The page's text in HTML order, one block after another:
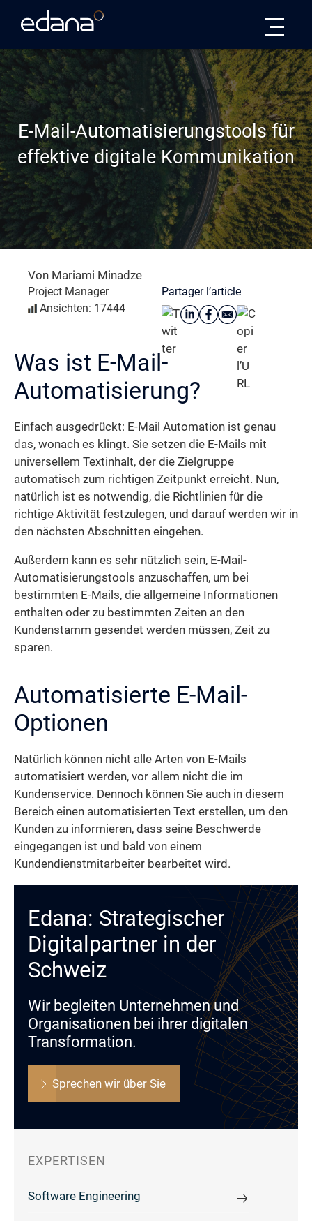
E-Mail-Automatisierungstools für
effektive digitale Kommunikation
Von Mariami Minadze
Project Manager
Ansichten: 17444
Partager l’article
Was ist E-Mail-
Automatisierung?
Einfach ausgedrückt: E-Mail Automation ist genau
das, wonach es klingt. Sie setzen die E-Mails mit
universellem Textinhalt, der die Zielgruppe
automatisch zum richtigen Zeitpunkt erreicht. Nun,
natürlich ist es notwendig, die Richtlinien für die
richtige Aktivität festzulegen, und darauf werden wir in
den nächsten Abschnitten eingehen.
Außerdem kann es sehr nützlich sein, E-Mail-
Automatisierungstools anzuschaffen, um bei
bestimmten E-Mails, die allgemeine Informationen
enthalten oder zu bestimmten Zeiten an den
Kundenstamm gesendet werden müssen, Zeit zu
sparen.
Automatisierte E-Mail-
Optionen
Natürlich können nicht alle Arten von E-Mails
automatisiert werden, vor allem nicht die im
Kundenservice. Dennoch können Sie auch in diesem
Bereich einen automatisierten Text erstellen, um den
Kunden zu informieren, dass seine Beschwerde
eingegangen ist und bald von einem
Kundendienstmitarbeiter bearbeitet wird.
Edana: Strategischer
Digitalpartner in der
Schweiz
Wir begleiten Unternehmen und
Organisationen bei ihrer digitalen
Transformation.
Sprechen wir über Sie
EXPERTISEN
Software Engineering